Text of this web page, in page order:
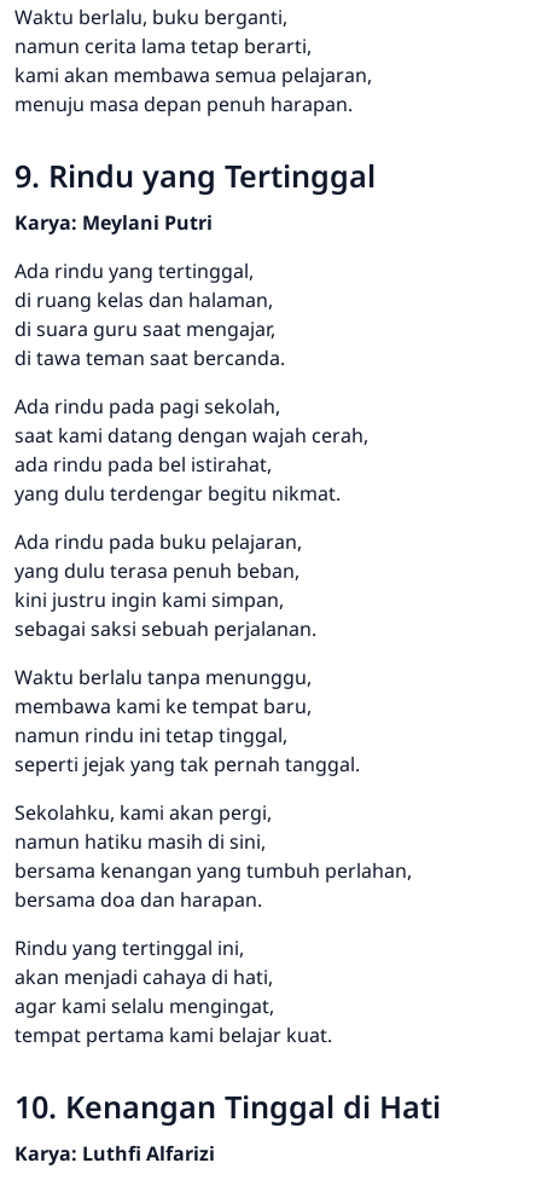
Waktu berlalu, buku berganti,
namun cerita lama tetap berarti,
kami akan membawa semua pelajaran,
menuju masa depan penuh harapan.
9. Rindu yang Tertinggal
Karya: Meylani Putri
Ada rindu yang tertinggal,
di ruang kelas dan halaman,
di suara guru saat mengajar,
di tawa teman saat bercanda.
Ada rindu pada pagi sekolah,
saat kami datang dengan wajah cerah,
ada rindu pada bel istirahat,
yang dulu terdengar begitu nikmat.
Ada rindu pada buku pelajaran,
yang dulu terasa penuh beban,
kini justru ingin kami simpan,
sebagai saksi sebuah perjalanan.
Waktu berlalu tanpa menunggu,
membawa kami ke tempat baru,
namun rindu ini tetap tinggal,
seperti jejak yang tak pernah tanggal.
Sekolahku, kami akan pergi,
namun hatiku masih di sini,
bersama kenangan yang tumbuh perlahan,
bersama doa dan harapan.
Rindu yang tertinggal ini,
akan menjadi cahaya di hati,
agar kami selalu mengingat,
tempat pertama kami belajar kuat.
10. Kenangan Tinggal di Hati
Karya: Luthfi Alfarizi